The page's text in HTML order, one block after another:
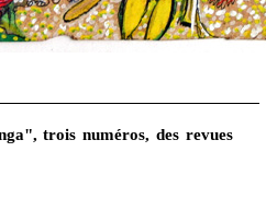
trois numéros, des revues